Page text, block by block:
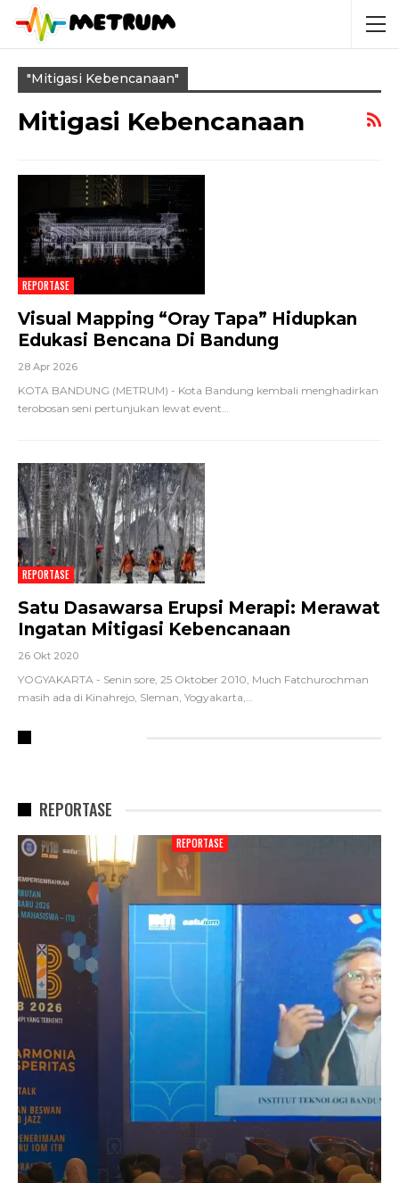
"mitigasi Kebencanaan"
Mitigasi Kebencanaan
REPORTASE
Visual Mapping “Oray Tapa” Hidupkan
Edukasi Bencana Di Bandung
28 Apr 2026
KOTA BANDUNG (METRUM) - Kota Bandung kembali menghadirkan
terobosan seni pertunjukan lewat event…
REPORTASE
Satu Dasawarsa Erupsi Merapi: Merawat
Ingatan Mitigasi Kebencanaan
26 Okt 2020
YOGYAKARTA - Senin sore, 25 Oktober 2010, Much Fatchurochman
masih ada di Kinahrejo, Sleman, Yogyakarta,
REPORTASE
REPORTASE